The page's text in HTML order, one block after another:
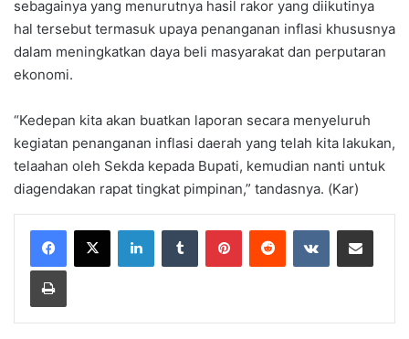
sebagainya yang menurutnya hasil rakor yang diikutinya
hal tersebut termasuk upaya penanganan inflasi khususnya
dalam meningkatkan daya beli masyarakat dan perputaran
ekonomi.
“Kedepan kita akan buatkan laporan secara menyeluruh
kegiatan penanganan inflasi daerah yang telah kita lakukan,
telaahan oleh Sekda kepada Bupati, kemudian nanti untuk
diagendakan rapat tingkat pimpinan,” tandasnya. (Kar)